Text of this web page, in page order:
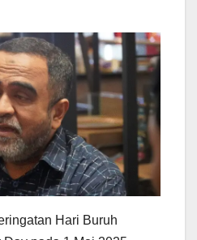
Hari Buruh